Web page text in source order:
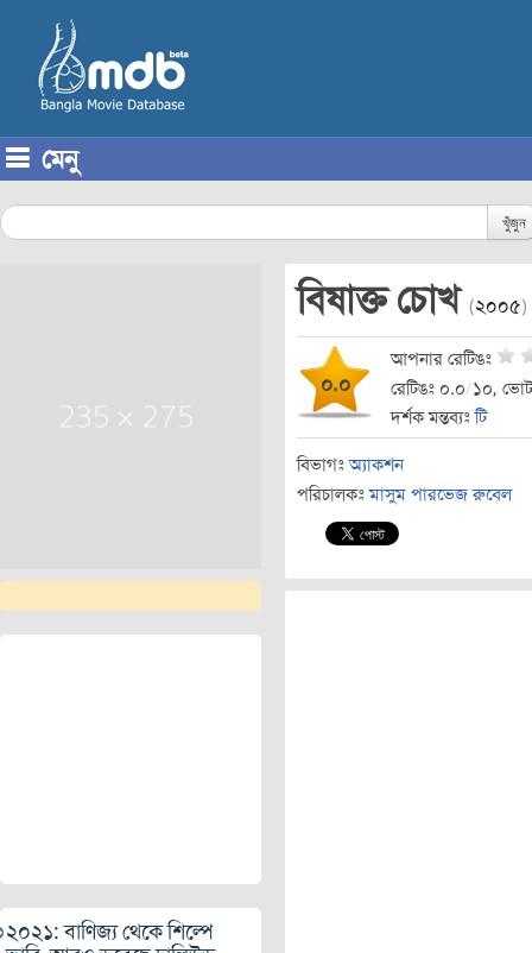
মেনু
খুঁজুন
২০২১: বাণিজ্য থেকে শিল্পে
বিষাক্ত চোখ (২০০৫)
০.০
আপনার রেটিঙঃ
রেটিঙঃ ০.০/১০,
দর্শক মন্তব্যঃটি
বিভাগঃ অ্যাকশন
পরিচালকঃ মাসুম পারভেজ রুবেল